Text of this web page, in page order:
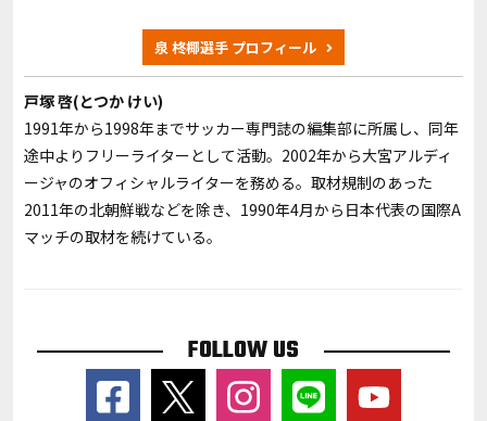
泉 柊椰選手 プロフィール
戸塚 啓(とつか けい)
1991年から1998年までサッカー専門誌の編集部に所属し、同年
途中よりフリーライターとして活動。2002年から大宮アルディ
ージャのオフィシャルライターを務める。取材規制のあった
2011年の北朝鮮戦などを除き、1990年4月から日本代表の国際A
マッチの取材を続けている。
FOLLOW US